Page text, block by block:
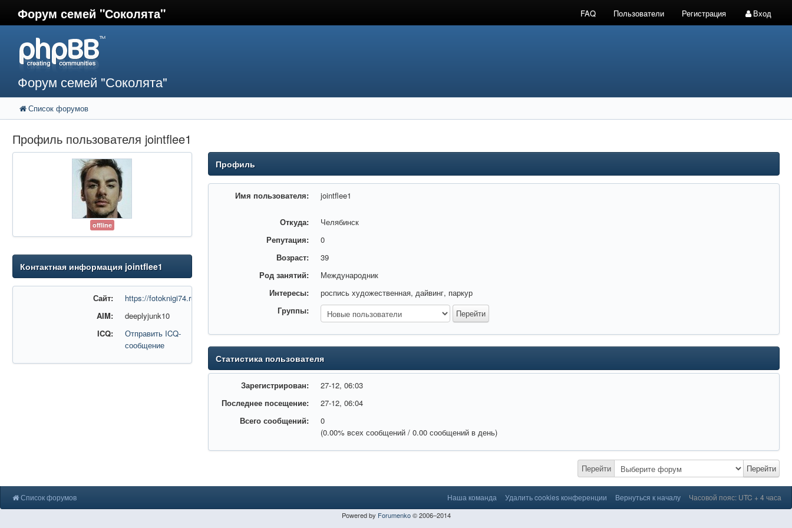
Форум семей "Соколята" FAQ Пользователи Регистрация Вход
Форум семей "Соколята"
Список форумов
Профиль пользователя jointflee1
offline
Контактная информация jointflee1
Сайт:
https://fotoknigi74.ru/
AIM:
deeplyjunk10
ICQ:
Отправить ICQ-
сообщение
Профиль
Имя пользователя: jointflee1
Откуда:
Челябинск
Репутация:
0
Возраст:
39
Род занятий:
Международник
Интересы:
роспись художественная, дайвинг, паркур
Группы:
Статистика пользователя
Зарегистрирован:
27-12, 06:03
Последнее посещение:
27-12, 06:04
Всего сообщений:
0
(0.00% всех сообщений / 0.00 сообщений в день)
Перейти Перейти
Список форумов Наша команда Удалить cookies конференции Вернуться к началу Часовой пояс: UTC + 4 часа
Powered by Forumenko© 2006–2014